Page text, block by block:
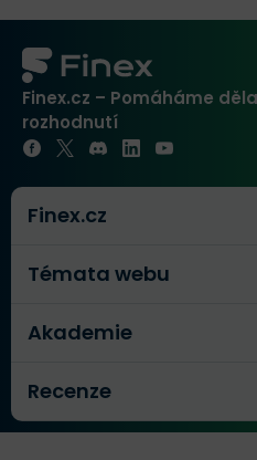
Finex.cz – Pomáháme
rozhodnutí
Finex.cz
Témata webu
Akademie
Recenze